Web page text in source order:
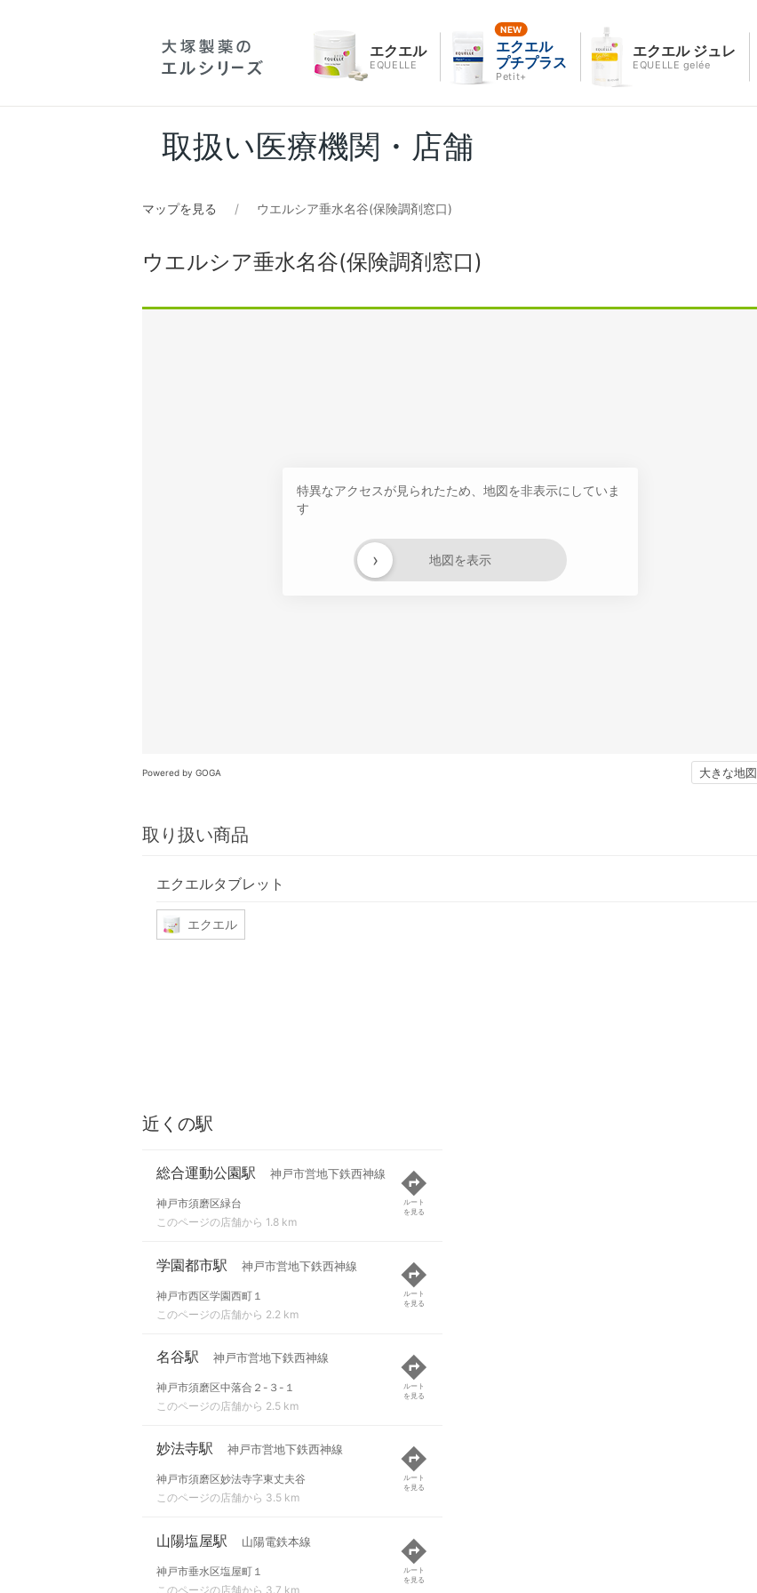
エクエル
EQUELLE
エクエル
プチプラス
Petit+
エクエル ジュレ
EQUELLE gelée
取扱い医療機関・店舗
マップを見る ウエルシア垂水名谷(保険調剤窓口)
ウエルシア垂水名谷(保険調剤窓口)
特異なアクセスが見られたため、地図を非表示にしていま
す
地図を表示
›
Powered by GOGA 大きな地図
取り扱い商品
エクエルタブレット
エクエル
近くの駅
総合運動公園駅 神戸市営地下鉄西神線
神戸市須磨区緑台
このページの店舗から 1.8 km
ルート
を見る
学園都市駅 神戸市営地下鉄西神線
神戸市西区学園西町１
このページの店舗から 2.2 km
ルート
を見る
名谷駅 神戸市営地下鉄西神線
神戸市須磨区中落合２-３-１
このページの店舗から 2.5 km
ルート
を見る
妙法寺駅 神戸市営地下鉄西神線
神戸市須磨区妙法寺字東丈夫谷
このページの店舗から 3.5 km
ルート
を見る
山陽塩屋駅 山陽電鉄本線
神戸市垂水区塩屋町１
このページの店舗から 3.7 km
ルート
を見る